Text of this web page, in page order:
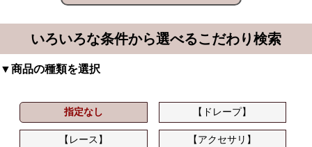
いろいろな条件から選べるこだわり検索
▼商品の種類を選択
指定なし 【ドレープ】
【レース】 【アクセサリ】